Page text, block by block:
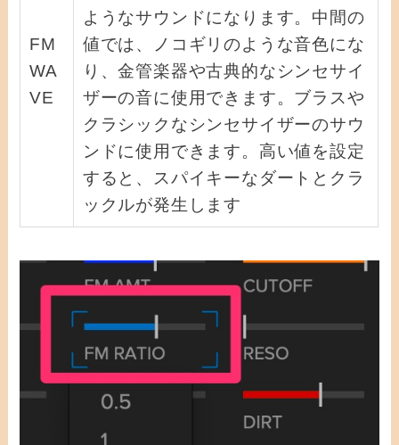
FM
WA
VE
ようなサウンドになります。中間の
値では、ノコギリのような音色にな
り、金管楽器や古典的なシンセサイ
ザーの音に使用できます。ブラスや
クラシックなシンセサイザーのサウ
ンドに使用できます。高い値を設定
すると、スパイキーなダートとクラ
ックルが発生します